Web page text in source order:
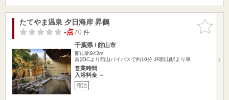
お気に入
りに追加
たてやま温泉 夕日海岸 昇鶴
-点/ 0 件
千葉県 / 館山市
館山駅943m
富浦ICより館山バイパスで約10分 JR館山駅より車
営業時間
入浴料金 ～
宿泊